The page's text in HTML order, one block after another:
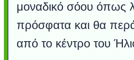
μοναδικό σόου όπως
πρόσφατα και θα
από το κέντρο του